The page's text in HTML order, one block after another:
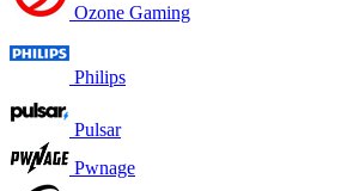
Ozone Gaming
Philips
Pulsar
Pwnage